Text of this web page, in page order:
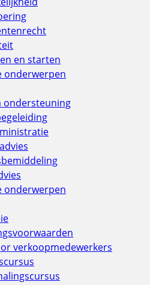
en starten
onderwerpen
ondersteuning
onderwerpen
verkoopmedewerkers